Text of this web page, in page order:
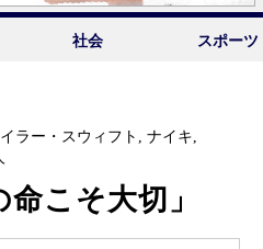
社会 スポーツ
ラー・スウィフト ,ナイキ,
こそ大切」